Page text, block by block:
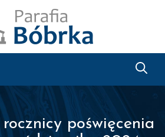
poświęcenia